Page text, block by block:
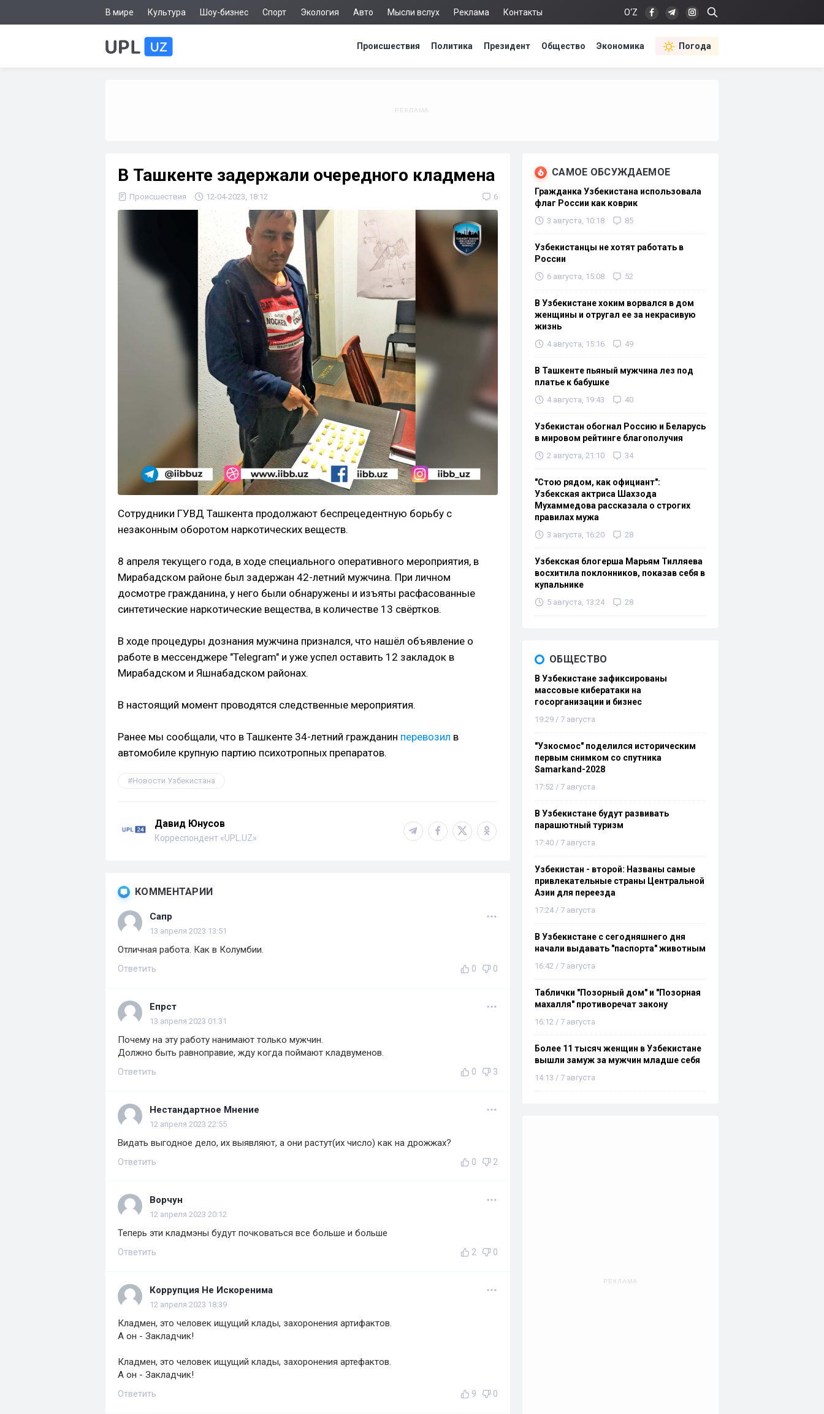
В мире Культура Шоу-бизнес Спорт Экология Авто Мысли вслух Реклама Контакты O‘Z
Происшествия Политика Президент Общество Экономика Погода
В Ташкенте задержали очередного кладмена
Происшествия 12-04-2023, 18:12 6
Сотрудники ГУВД Ташкента продолжают беспрецедентную борьбу с
незаконным оборотом наркотических веществ.
8 апреля текущего года, в ходе специального оперативного мероприятия, в
Мирабадском районе был задержан 42-летний мужчина. При личном
досмотре гражданина, у него были обнаружены и изъяты расфасованные
синтетические наркотические вещества, в количестве 13 свёртков.
В ходе процедуры дознания мужчина признался, что нашёл объявление о
работе в мессенджере "Telegram" и уже успел оставить 12 закладок в
Мирабадском и Яшнабадском районах.
В настоящий момент проводятся следственные мероприятия.
Ранее мы сообщали, что в Ташкенте 34-летний гражданин перевозил в
автомобиле крупную партию психотропных препаратов.
Новости Узбекистана
Давид Юнусов
Корреспондент «UPL.UZ»
КОММЕНТАРИИ
Сапр
13 апреля 2023 13:51
Отличная работа. Как в Колумбии.
Ответить 0 0
Епрст
13 апреля 2023 01:31
Почему на эту работу нанимают только мужчин.
Должно быть равноправие, жду когда поймают кладвуменов.
Ответить 0 3
Нестандартное Мнение
12 апреля 2023 22:55
Видать выгодное дело, их выявляют, а они растут(их число) как на дрожжах?
Ответить 0 2
Ворчун
12 апреля 2023 20:12
Теперь эти кладмэны будут почковаться все больше и больше
Ответить 2 0
Коррупция Не Искоренима
12 апреля 2023 18:39
Кладмен, это человек ищущий клады, захоронения артифактов.
А он - Закладчик!
Кладмен, это человек ищущий клады, захоронения артефактов.
А он - Закладчик!
Ответить 9 0
САМОЕ ОБСУЖДАЕМОЕ
Гражданка Узбекистана использовала
флаг России как коврик
3 августа, 10:18 85
Узбекистанцы не хотят работать в
России
6 августа, 15:08 52
В Узбекистане хоким ворвался в дом
женщины и отругал ее за некрасивую
жизнь
4 августа, 15:16 49
В Ташкенте пьяный мужчина лез под
платье к бабушке
4 августа, 19:43 40
Узбекистан обогнал Россию и Беларусь
в мировом рейтинге благополучия
2 августа, 21:10 34
"Стою рядом, как официант":
Узбекская актриса Шахзода
Мухаммедова рассказала о строгих
правилах мужа
3 августа, 16:20 28
Узбекская блогерша Марьям Тилляева
восхитила поклонников, показав себя в
купальнике
5 августа, 13:24 28
ОБЩЕСТВО
В Узбекистане зафиксированы
массовые кибератаки на
госорганизации и бизнес
19:29 / 7 августа
"Узкосмос" поделился историческим
первым снимком со спутника
Samarkand-2028
17:52 / 7 августа
В Узбекистане будут развивать
парашютный туризм
17:40 / 7 августа
Узбекистан - второй: Названы самые
привлекательные страны Центральной
Азии для переезда
17:24 / 7 августа
В Узбекистане с сегодняшнего дня
начали выдавать "паспорта" животным
16:42 / 7 августа
Таблички "Позорный дом" и "Позорная
махалля" противоречат закону
16:12 / 7 августа
Более 11 тысяч женщин в Узбекистане
вышли замуж за мужчин младше себя
14:13 / 7 августа